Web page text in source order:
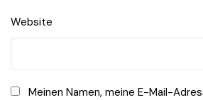
Website
Meinen Namen, meine E-Mail-